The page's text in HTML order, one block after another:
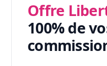
Offre
100% de